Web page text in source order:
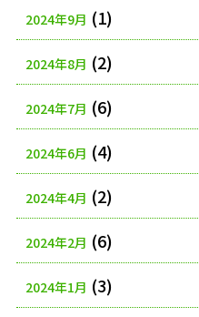
2024年9月 (1)
2024年8月 (2)
2024年7月 (6)
2024年6月 (4)
2024年4月 (2)
2024年2月 (6)
2024年1月 (3)